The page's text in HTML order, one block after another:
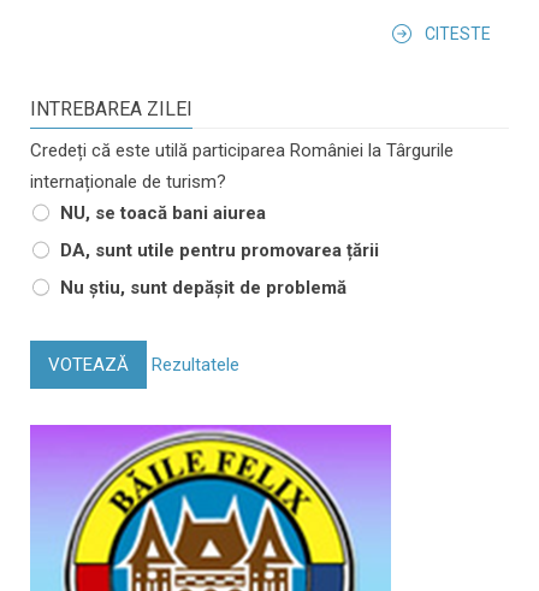
CITESTE
INTREBAREA ZILEI
Credeți că este utilă participarea României la Târgurile
internaționale de turism?
NU, se toacă bani aiurea
DA, sunt utile pentru promovarea țării
Nu știu, sunt depășit de problemă
VOTEAZĂ Rezultatele